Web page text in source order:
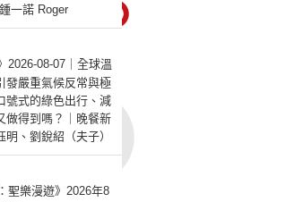
一諾 Roger
2026-08-07｜全球溫
發嚴重氣候反常與極
號式的綠色出行、減
做得到嗎？｜晚餐新
明、劉銳紹（夫子）
聖樂漫遊》2026年8